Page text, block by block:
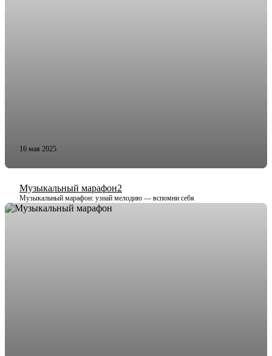
16 мая 2025
Музыкальный марафон2
Музыкальный марафон: узнай мелодию — вспомни себя